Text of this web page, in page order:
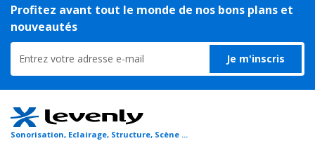
mélangeur augmente l'intensité du signal audio électrique pour
le transmettre à un haut-parleur ; et il restitue un son pur et
cristallin dans n'importe quel lieu : salles de réception, de
concerts, de conférences, de mariages, de congrès… Élément
central de votre installation audio, il dispose de sorties HP pour
des enceintes de 8 ohms et 100V, offrant ainsi une
compatibilité étendue avec divers types d'enceintes
en Public Address. De plus, il est équipé d'un
d'un lecteur MP3 USB/SD, et de la connectivité Bluetooth,
Profitez avant tout le monde de nos bons plans et
nouveautés
Je m'inscris
Sonorisation, Eclairage, Structure, Scène ...